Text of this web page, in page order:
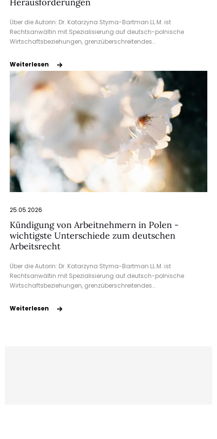
Über die Autorin: Dr. Katarzyna Styrna-Bartman LL.M. ist
Rechtsanwältin mit Spezialisierung auf deutsch-polnische
Wirtschaftsbeziehungen, grenzüberschreitendes…
Weiterlesen
25.05.2026
Kündigung von Arbeitnehmern in Polen -
wichtigste Unterschiede zum deutschen
Arbeitsrecht
Über die Autorin: Dr. Katarzyna Styrna-Bartman LL.M. ist
Rechtsanwältin mit Spezialisierung auf deutsch-polnische
Wirtschaftsbeziehungen, grenzüberschreitendes…
Weiterlesen